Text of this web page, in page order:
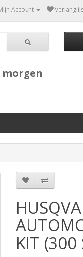
Account
morgen
KIT (300